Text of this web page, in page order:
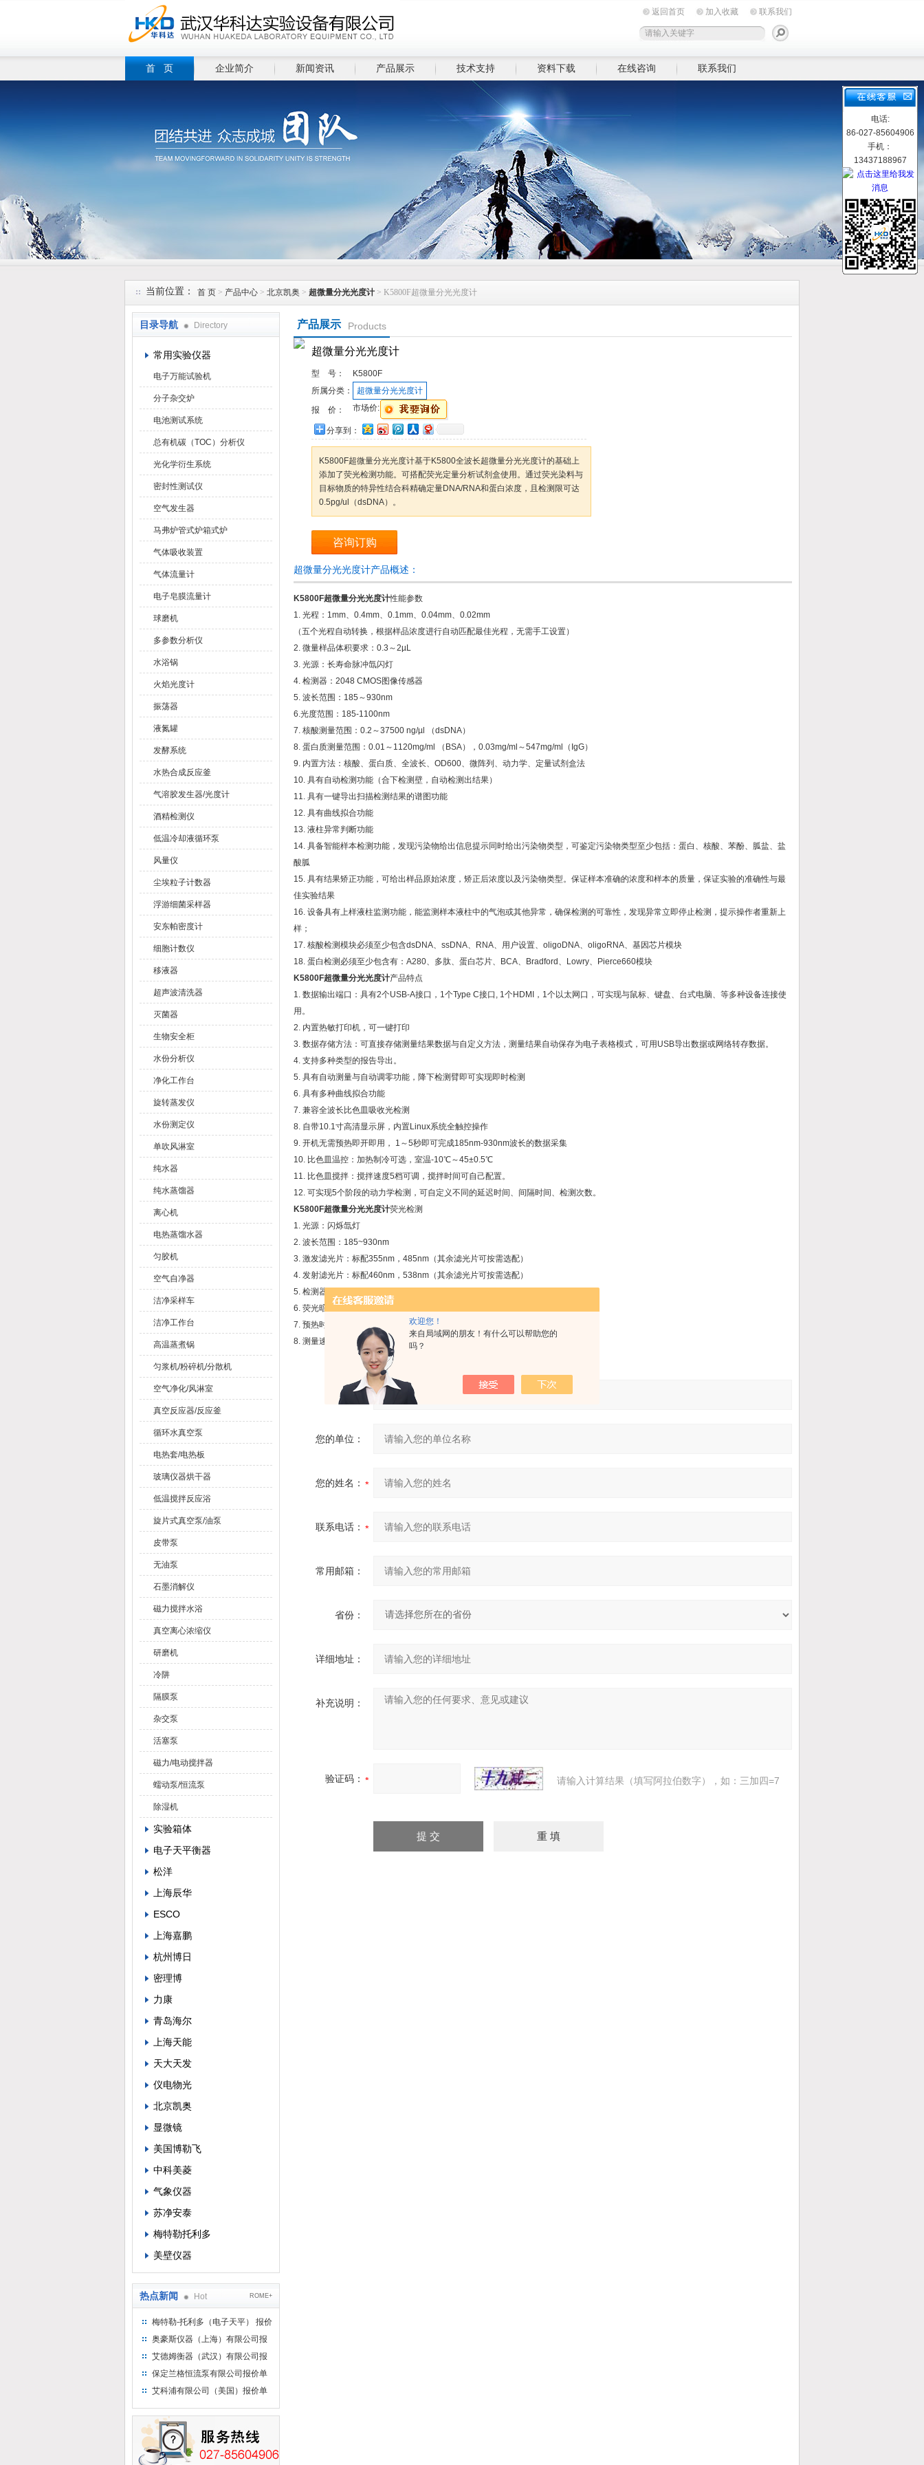
欢迎您！
来自局域网的朋友！有什么可以帮助您的
吗？
返回首页 加入收藏 联系我们
首 页 企业简介 新闻资讯 产品展示 技术支持 资料下载 在线咨询 联系我们
当前位置： 首 页 > 产品中心 > 北京凯奥 > 超微量分光光度计 > K5800F超微量分光光度计
目录导航 Directory
常用实验仪器
电子万能试验机
分子杂交炉
电池测试系统
总有机碳（TOC）分析仪
光化学衍生系统
密封性测试仪
空气发生器
马弗炉管式炉箱式炉
气体吸收装置
气体流量计
电子皂膜流量计
球磨机
多参数分析仪
水浴锅
火焰光度计
振荡器
液氮罐
发酵系统
水热合成反应釜
气溶胶发生器/光度计
酒精检测仪
低温冷却液循环泵
风量仪
尘埃粒子计数器
浮游细菌采样器
安东帕密度计
细胞计数仪
移液器
超声波清洗器
灭菌器
生物安全柜
水份分析仪
净化工作台
旋转蒸发仪
水份测定仪
单吹风淋室
纯水器
纯水蒸馏器
离心机
电热蒸馏水器
匀胶机
空气自净器
洁净采样车
洁净工作台
高温蒸煮锅
匀浆机/粉碎机/分散机
空气净化/风淋室
真空反应器/反应釜
循环水真空泵
电热套/电热板
玻璃仪器烘干器
低温搅拌反应浴
旋片式真空泵/油泵
皮带泵
无油泵
石墨消解仪
磁力搅拌水浴
真空离心浓缩仪
研磨机
冷阱
隔膜泵
杂交泵
活塞泵
磁力/电动搅拌器
蠕动泵/恒流泵
除湿机
实验箱体
电子天平衡器
松洋
上海辰华
ESCO
上海嘉鹏
杭州博日
密理博
力康
青岛海尔
上海天能
天大天发
仪电物光
北京凯奥
显微镜
美国博勒飞
中科美菱
气象仪器
苏净安泰
梅特勒托利多
美壁仪器
热点新闻 Hot ROME+
梅特勒-托利多（电子天平） 报价
单
奥豪斯仪器（上海）有限公司报
价单
艾德姆衡器（武汉）有限公司报
价单
保定兰格恒流泵有限公司报价单
艾科浦有限公司（美国）报价单
产品展示 Products
超微量分光光度计
型 号：
K5800F
所属分类：
超微量分光光度计
报 价：
市场价:
分享到：
K5800F超微量分光光度计基于K5800全波长超微量分光光度计的基础上
添加了荧光检测功能。可搭配荧光定量分析试剂盒使用。通过荧光染料与
目标物质的特异性结合科精确定量DNA/RNA和蛋白浓度，且检测限可达
0.5pg/ul（dsDNA）。
咨询订购
超微量分光光度计产品概述：
K5800F超微量分光光度计性能参数
1. 光程：1mm、0.4mm、0.1mm、0.04mm、0.02mm
（五个光程自动转换，根据样品浓度进行自动匹配最佳光程，无需手工设置）
2. 微量样品体积要求：0.3～2µL
3. 光源：长寿命脉冲氙闪灯
4. 检测器：2048 CMOS图像传感器
5. 波长范围：185～930nm
6.光度范围：185-1100nm
7. 核酸测量范围：0.2～37500 ng/µl （dsDNA）
8. 蛋白质测量范围：0.01～1120mg/ml （BSA），0.03mg/ml～547mg/ml（IgG）
9. 内置方法：核酸、蛋白质、全波长、OD600、微阵列、动力学、定量试剂盒法
10. 具有自动检测功能（合下检测壁，自动检测出结果）
11. 具有一键导出扫描检测结果的谱图功能
12. 具有曲线拟合功能
13. 液柱异常判断功能
14. 具备智能样本检测功能，发现污染物给出信息提示同时给出污染物类型，可鉴定污染物类型至少包括：蛋白、核酸、苯酚、胍盐、盐
酸胍
15. 具有结果矫正功能，可给出样品原始浓度，矫正后浓度以及污染物类型。保证样本准确的浓度和样本的质量，保证实验的准确性与最
佳实验结果
16. 设备具有上样液柱监测功能，能监测样本液柱中的气泡或其他异常，确保检测的可靠性，发现异常立即停止检测，提示操作者重新上
样；
17. 核酸检测模块必须至少包含dsDNA、ssDNA、RNA、用户设置、oligoDNA、oligoRNA、基因芯片模块
18. 蛋白检测必须至少包含有：A280、多肽、蛋白芯片、BCA、Bradford、Lowry、Pierce660模块
K5800F超微量分光光度计产品特点
1. 数据输出端口：具有2个USB-A接口，1个Type C接口, 1个HDMI，1个以太网口，可实现与鼠标、键盘、台式电脑、等多种设备连接使
用。
2. 内置热敏打印机，可一键打印
3. 数据存储方法：可直接存储测量结果数据与自定义方法，测量结果自动保存为电子表格模式，可用USB导出数据或网络转存数据。
4. 支持多种类型的报告导出。
5. 具有自动测量与自动调零功能，降下检测臂即可实现即时检测
6. 具有多种曲线拟合功能
7. 兼容全波长比色皿吸收光检测
8. 自带10.1寸高清显示屏，内置Linux系统全触控操作
9. 开机无需预热即开即用， 1～5秒即可完成185nm-930nm波长的数据采集
10. 比色皿温控：加热制冷可选，室温-10℃～45±0.5℃
11. 比色皿搅拌：搅拌速度5档可调，搅拌时间可自己配置。
12. 可实现5个阶段的动力学检测，可自定义不同的延迟时间、间隔时间、检测次数。
K5800F超微量分光光度计荧光检测
1. 光源：闪烁氙灯
2. 波长范围：185~930nm
3. 激发滤光片：标配355nm，485nm（其余滤光片可按需选配）
4. 发射滤光片：标配460nm，538nm（其余滤光片可按需选配）
5. 检测器：发光二极管（300~1000nm）
6. 荧光暗室：0.5ml实时pcr管
7. 预热时间：无需预热
8. 测量速度：3s
产品：
您的单位：
您的姓名：
联系电话：
常用邮箱：
省份：
详细地址：
补充说明：
验证码： 请输入计算结果（填写阿拉伯数字），如：三加四=7
电话:
86-027-85604906
手机：
13437188967